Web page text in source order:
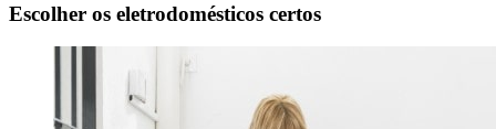
Escolher os eletrodomésticos certos